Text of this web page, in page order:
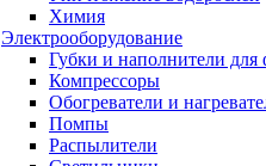
Химия
Электрооборудование
Губки и наполнители для
Компрессоры
Обогреватели и
Помпы
Распылители